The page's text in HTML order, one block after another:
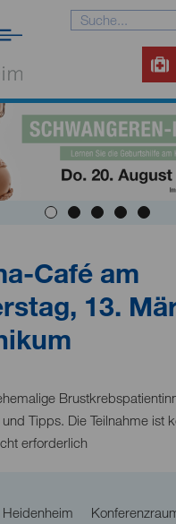
Café am
13.
Tipps. Die Teilnahme ist
erforderlich